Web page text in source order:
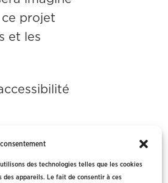
des technologies telles que les cookies
appareils. Le fait de consentir à ces
ce projet
et les